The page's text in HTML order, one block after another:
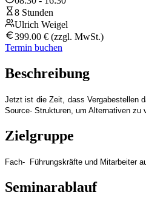
8 Stunden
Ulrich Weigel
399.00 € (zzgl. MwSt.)
Termin buchen
Beschreibung
Jetzt ist die Zeit, dass Vergabestellen
Source- Strukturen, um Alternativen zu
Zielgruppe
Fach- Führungskräfte und Mitarbeiter
Seminarablauf